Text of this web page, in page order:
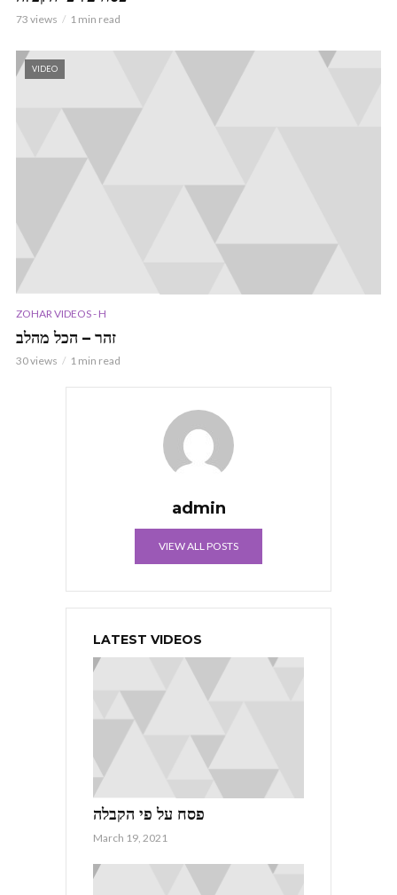
73 views 1 min read
VIDEO
ZOHAR VIDEOS - H
זהר – הכל מהלב
30 views 1 min read
admin
VIEW ALL POSTS
LATEST VIDEOS
פסח על פי הקבלה
March 19, 2021